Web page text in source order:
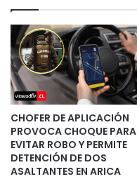
CHOFER DE APLICACIÓN
PROVOCA CHOQUE PARA
EVITAR ROBO Y PERMITE
DETENCIÓN DE DOS
ASALTANTES EN ARICA